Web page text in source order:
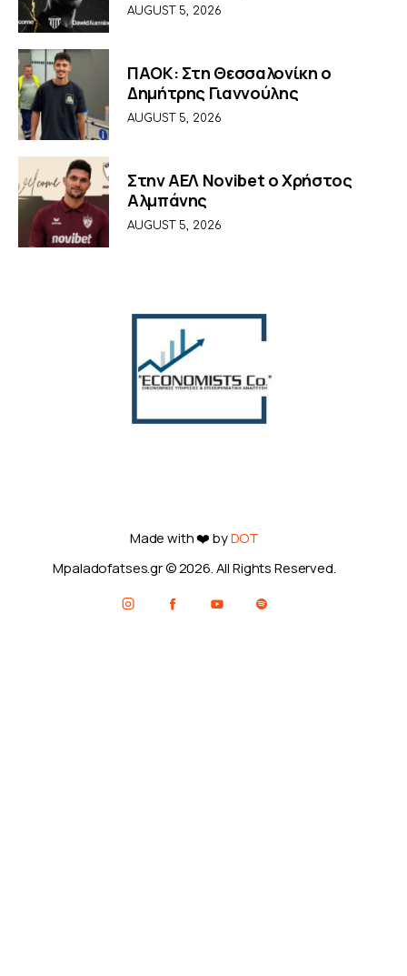
AUGUST 5, 2026
ΠΑΟΚ: Στη Θεσσαλονίκη ο
Δημήτρης Γιαννούλης
AUGUST 5, 2026
Στην ΑΕΛ Novibet ο Χρήστος
Αλμπάνης
AUGUST 5, 2026
Made with ❤️ byDOT
Mpaladofatses.gr © 2026. All Rights Reserved.